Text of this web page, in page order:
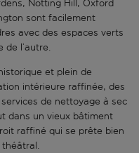
Notting Hill, Oxford
sont facilement
avec des espaces verts
de l’autre.
et plein de
intérieure raffinée, des
de nettoyage à sec
dans un vieux bâtiment
raffiné qui se prête bien
théâtral.